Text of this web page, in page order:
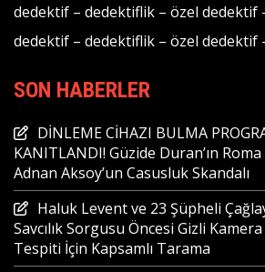
dedektif – dedektiflik – özel dedektif
dedektif – dedektiflik – özel dedektif
SON HABERLER
DİNLEME CİHAZI BULMA
KANITLANDI! Güzide Duran’ın Roma
Adnan Aksoy’un Casusluk Skandalı
Haluk Levent ve 23 Şüpheli
Savcılık Sorgusu Öncesi Gizli
Tespiti İçin Kapsamlı Tarama